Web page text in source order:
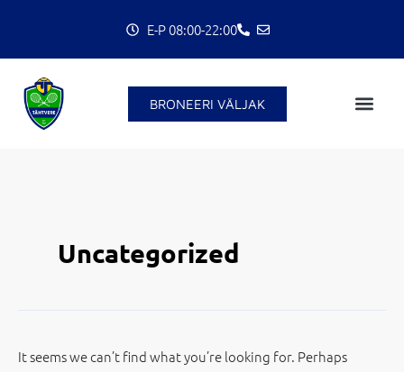
content
E-P 08:00-22:00
BRONEERI VÄLJAK
Uncategorized
It seems we can’t find what you’re looking for. Perhaps